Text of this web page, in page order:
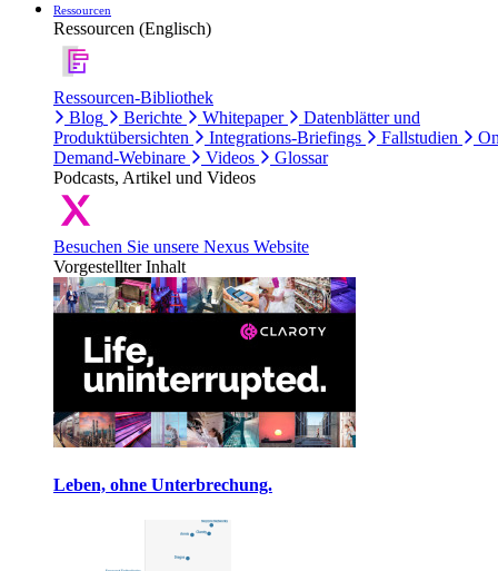
Ressourcen
Ressourcen (Englisch)
Ressourcen-Bibliothek
Blog
Berichte Whitepaper
Datenblätter und
Produktübersichten
Integrations-Briefings Fallstudien
Demand-Webinare
Videos
Glossar
Podcasts, Artikel und Videos
Besuchen Sie unsere Nexus Website
Vorgestellter Inhalt
Leben, ohne Unterbrechung.